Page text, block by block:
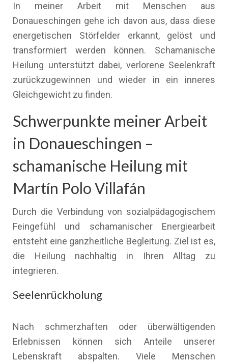
In meiner Arbeit mit Menschen aus
Donaueschingen gehe ich davon aus, dass diese
energetischen Störfelder erkannt, gelöst und
transformiert werden können. Schamanische
Heilung unterstützt dabei, verlorene Seelenkraft
zurückzugewinnen und wieder in ein inneres
Gleichgewicht zu finden.
Schwerpunkte meiner Arbeit
in Donaueschingen –
schamanische Heilung mit
Martín Polo Villafán
Durch die Verbindung von sozialpädagogischem
Feingefühl und schamanischer Energiearbeit
entsteht eine ganzheitliche Begleitung. Ziel ist es,
die Heilung nachhaltig in Ihren Alltag zu
integrieren.
Seelenrückholung
Nach schmerzhaften oder überwältigenden
Erlebnissen können sich Anteile unserer
Lebenskraft abspalten. Viele Menschen